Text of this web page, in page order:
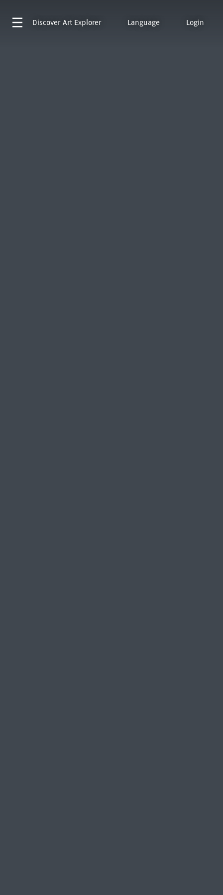
Discover Art Explorer Language Login